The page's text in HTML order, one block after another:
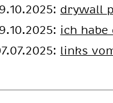
drywall
ich
links